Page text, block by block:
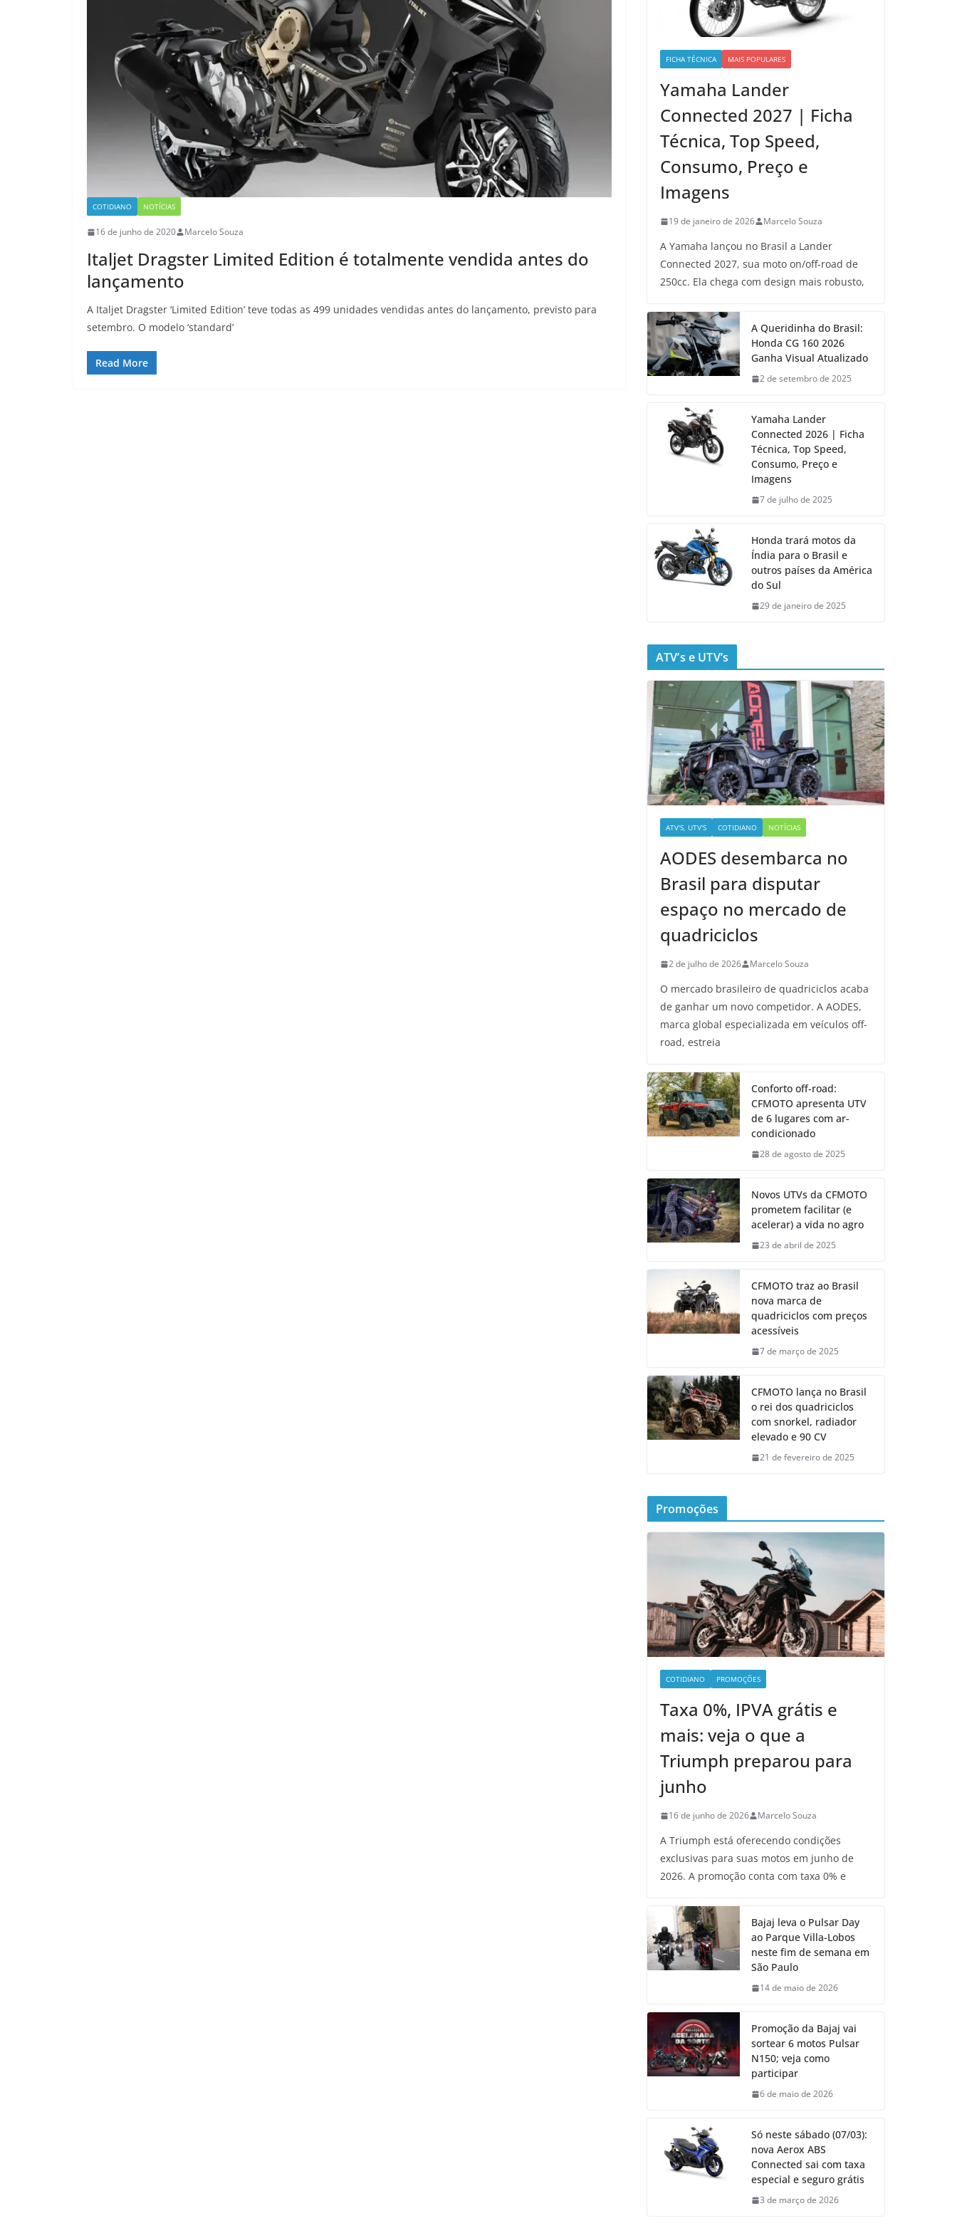
COTIDIANO NOTÍCIAS
16 de junho de 2020 Marcelo Souza
Italjet Dragster Limited Edition é totalmente vendida antes do
lançamento
A Italjet Dragster ‘Limited Edition’ teve todas as 499 unidades vendidas antes do lançamento, previsto para
setembro. O modelo ‘standard’
Read More
FICHA TÉCNICA MAIS POPULARES
Yamaha Lander
Connected 2027 | Ficha
Técnica, Top Speed,
Consumo, Preço e
Imagens
19 de janeiro de 2026 Marcelo Souza
A Yamaha lançou no Brasil a Lander
Connected 2027, sua moto on/off-road de
250cc. Ela chega com design mais robusto,
A Queridinha do Brasil:
Honda CG 160 2026
Ganha Visual Atualizado
2 de setembro de 2025
Yamaha Lander
Connected 2026 | Ficha
Técnica, Top Speed,
Consumo, Preço e
Imagens
7 de julho de 2025
Honda trará motos da
Índia para o Brasil e
outros países da América
do Sul
29 de janeiro de 2025
ATV’s e UTV’s
ATV'S, UTV'S COTIDIANO NOTÍCIAS
AODES desembarca no
Brasil para disputar
espaço no mercado de
quadriciclos
2 de julho de 2026 Marcelo Souza
O mercado brasileiro de quadriciclos acaba
de ganhar um novo competidor. A AODES,
marca global especializada em veículos off-
road, estreia
Conforto off-road:
CFMOTO apresenta UTV
de 6 lugares com ar-
condicionado
28 de agosto de 2025
Novos UTVs da CFMOTO
prometem facilitar (e
acelerar) a vida no agro
23 de abril de 2025
CFMOTO traz ao Brasil
nova marca de
quadriciclos com preços
acessíveis
7 de março de 2025
CFMOTO lança no Brasil
o rei dos quadriciclos
com snorkel, radiador
elevado e 90 CV
21 de fevereiro de 2025
Promoções
COTIDIANO PROMOÇÕES
Taxa 0%, IPVA grátis e
mais: veja o que a
Triumph preparou para
junho
16 de junho de 2026 Marcelo Souza
A Triumph está oferecendo condições
exclusivas para suas motos em junho de
2026. A promoção conta com taxa 0% e
Bajaj leva o Pulsar Day
ao Parque Villa-Lobos
neste fim de semana em
São Paulo
14 de maio de 2026
Promoção da Bajaj vai
sortear 6 motos Pulsar
N150; veja como
participar
6 de maio de 2026
Só neste sábado (07/03):
nova Aerox ABS
Connected sai com taxa
especial e seguro grátis
3 de março de 2026